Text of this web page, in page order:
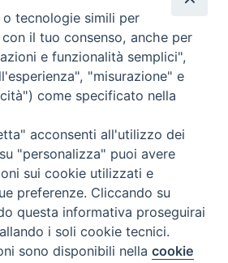
Preferenze Cookie
tecnologie simili per
il tuo consenso, anche per
e funzionalità semplici",
"misurazione" e
come specificato nella
acconsenti all'utilizzo dei
"personalizza" puoi avere
sui cookie utilizzati e
preferenze. Cliccando su
questa informativa proseguirai
i soli cookie tecnici.
sono disponibili nellacookie